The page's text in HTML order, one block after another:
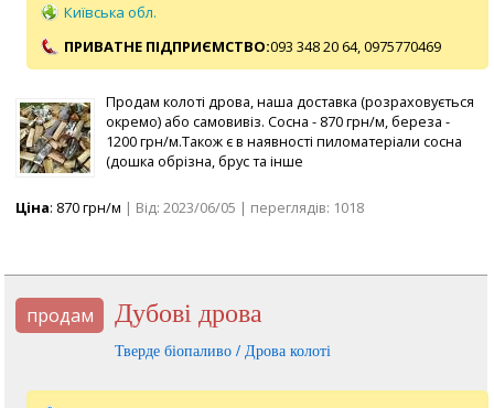
Київська обл.
ПРИВАТНЕ ПІДПРИЄМСТВО:093 348 20 64, 0975770469
Продам колоті дрова, наша доставка (розраховується
окремо) або самовивіз. Сосна - 870 грн/м, береза -
1200 грн/м.Також є в наявності пиломатеріали сосна
(дошка обрізна, брус та інше
Ціна: 870 грн/м | Від: 2023/06/05 | переглядів: 1018
продам Дубові дрова
Тверде біопаливо / Дрова колоті